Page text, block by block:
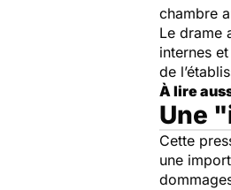
chambre
Le drame
internes
de
À lire
Une
Cette
une